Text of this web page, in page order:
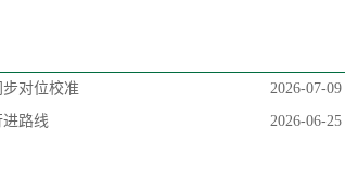
对位校准 2026-07-09
路线
2026-06-25